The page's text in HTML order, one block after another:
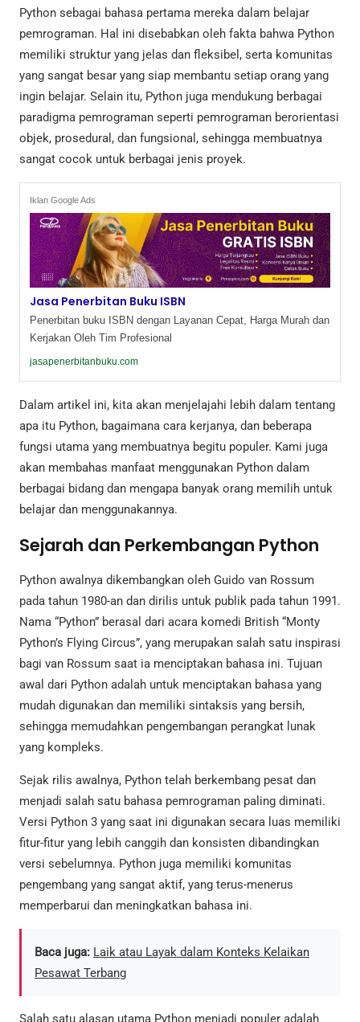
Python sebagai bahasa pertama mereka dalam belajar
pemrograman. Hal ini disebabkan oleh fakta bahwa Python
memiliki struktur yang jelas dan fleksibel, serta komunitas
yang sangat besar yang siap membantu setiap orang yang
ingin belajar. Selain itu, Python juga mendukung berbagai
paradigma pemrograman seperti pemrograman berorientasi
objek, prosedural, dan fungsional, sehingga membuatnya
sangat cocok untuk berbagai jenis proyek.
Iklan Google Ads
Jasa Penerbitan Buku ISBN
Penerbitan buku ISBN dengan Layanan Cepat, Harga Murah dan
Kerjakan Oleh Tim Profesional
jasapenerbitanbuku.com
Dalam artikel ini, kita akan menjelajahi lebih dalam tentang
apa itu Python, bagaimana cara kerjanya, dan beberapa
fungsi utama yang membuatnya begitu populer. Kami juga
akan membahas manfaat menggunakan Python dalam
berbagai bidang dan mengapa banyak orang memilih untuk
belajar dan menggunakannya.
Sejarah dan Perkembangan Python
Python awalnya dikembangkan oleh Guido van Rossum
pada tahun 1980-an dan dirilis untuk publik pada tahun 1991.
Nama “Python” berasal dari acara komedi British “Monty
Python’s Flying Circus”, yang merupakan salah satu inspirasi
bagi van Rossum saat ia menciptakan bahasa ini. Tujuan
awal dari Python adalah untuk menciptakan bahasa yang
mudah digunakan dan memiliki sintaksis yang bersih,
sehingga memudahkan pengembangan perangkat lunak
yang kompleks.
Sejak rilis awalnya, Python telah berkembang pesat dan
menjadi salah satu bahasa pemrograman paling diminati.
Versi Python 3 yang saat ini digunakan secara luas memiliki
fitur-fitur yang lebih canggih dan konsisten dibandingkan
versi sebelumnya. Python juga memiliki komunitas
pengembang yang sangat aktif, yang terus-menerus
memperbarui dan meningkatkan bahasa ini.
Baca juga: Laik atau Layak dalam Konteks Kelaikan
Pesawat Terbang
Salah satu alasan utama Python menjadi populer adalah